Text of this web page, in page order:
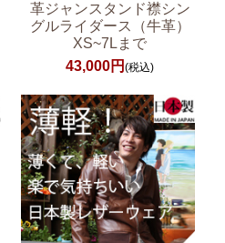
革ジャンスタンド襟シン
グルライダース（牛革）
XS~7Lまで
43,000円(税込)